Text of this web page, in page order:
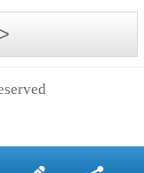
点院校应届毕
一年内取得
具的学历（学
一）个人报
中陕核核盛
鹏，核盛公
陪同调研。